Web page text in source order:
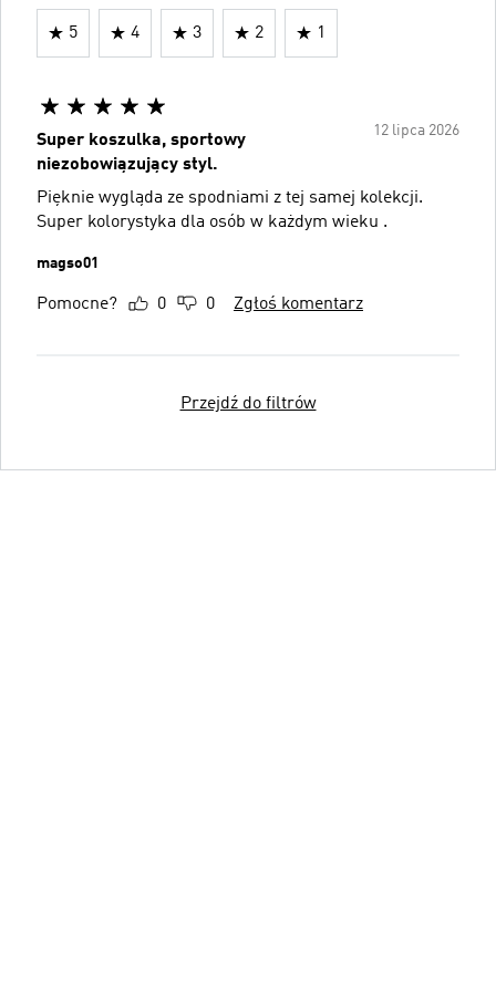
5 4 3 2 1
12 lipca 2026
Super koszulka, sportowy
niezobowiązujący styl.
Pięknie wygląda ze spodniami z tej samej kolekcji.
Super kolorystyka dla osób w każdym wieku .
magso01
Pomocne? 0 0 Zgłoś komentarz
Przejdź do filtrów